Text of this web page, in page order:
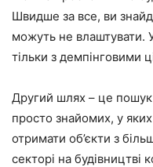
Швидше за все, ви
можуть не влаштувати.
тільки з демпінговими
Другий шлях – це пошук
просто знайомих, у
отримати об’єкти з
секторі на будівництві